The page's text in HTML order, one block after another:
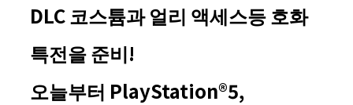
DLC 코스튬과 얼리 액세스등 호화
특전을 준비!
오늘부터 PlayStation®5,